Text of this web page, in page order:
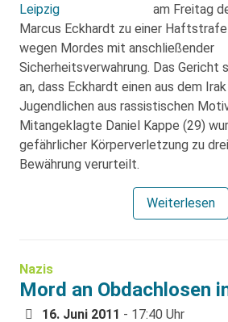
am Freitag
Marcus Eckhardt zu einer
wegen Mordes mit anschließender
Sicherheitsverwahrung. Das Gericht
an, dass Eckhardt einen aus dem
Jugendlichen aus rassistischen
Mitangeklagte Daniel Kappe (29)
gefährlicher Körperverletzung zu
Bewährung verurteilt.
Weiterlesen
Nazis
Mord an Obdachlosen
16. Juni 2011 - 17:40 Uhr